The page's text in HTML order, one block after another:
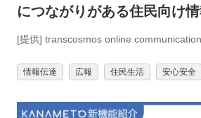
につながりがある住民向け
[提供] transcosmos online
情報伝達 広報 住民生活 安心安全